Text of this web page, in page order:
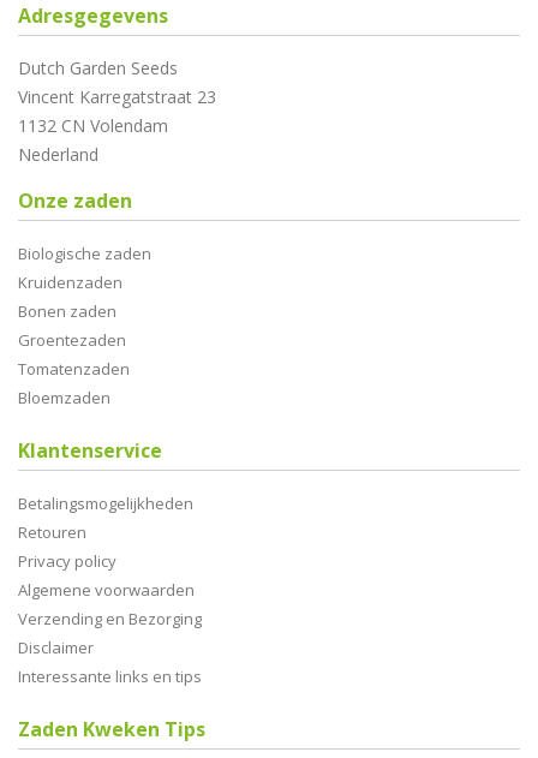
Adresgegevens
Dutch Garden Seeds
Vincent Karregatstraat 23
1132 CN Volendam
Nederland
Onze zaden
Biologische zaden
Kruidenzaden
Bonen zaden
Groentezaden
Tomatenzaden
Bloemzaden
Klantenservice
Betalingsmogelijkheden
Retouren
Privacy policy
Algemene voorwaarden
Verzending en Bezorging
Disclaimer
Interessante links en tips
Zaden Kweken Tips